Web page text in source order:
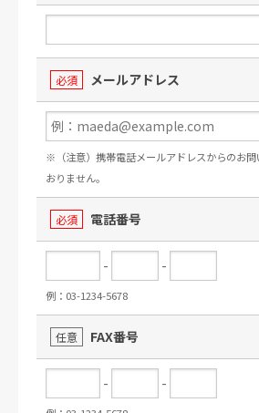
必須 メールアドレス
※（注意）携帯電話メールアドレスからのお
おりません。
必須 電話番号
- -
例：03-1234-5678
任意 FAX番号
- -